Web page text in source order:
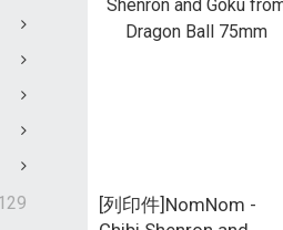
129
[列印件]NomNom -